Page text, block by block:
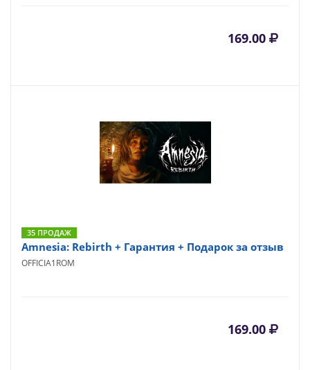
169.00
35 ПРОДАЖ
Amnesia: Rebirth + Гарантия + Подарок за отзыв
OFFICIA1ROM
169.00